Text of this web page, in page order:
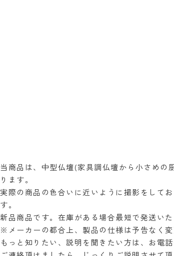
当商品は、中型仏壇(家具調仏壇から小さめの
ります。
実際の商品の色合いに近いように撮影をして
す。
新品商品です。在庫がある場合最短で発送いた
※メーカーの都合上、製品の仕様は予告なく
もっと知りたい、説明を聞きたい方は、お電